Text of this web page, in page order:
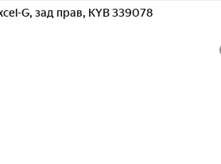
G, зад прав, KYB 339078